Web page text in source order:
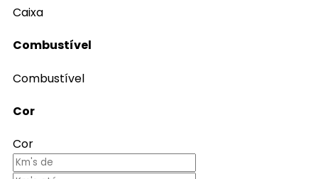
Caixa
Combustível
Combustível
Cor
Cor